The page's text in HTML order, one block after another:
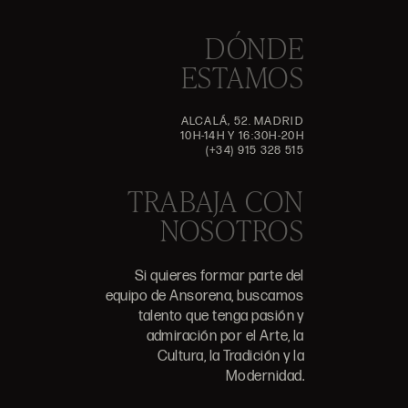
DÓNDE
ESTAMOS
ALCALÁ, 52. MADRID
10H-14H Y 16:30H-20H
(+34) 915 328 515
TRABAJA CON
NOSOTROS
Si quieres formar parte del
equipo de Ansorena, buscamos
talento que tenga pasión y
admiración por el Arte, la
Cultura, la Tradición y la
Modernidad.